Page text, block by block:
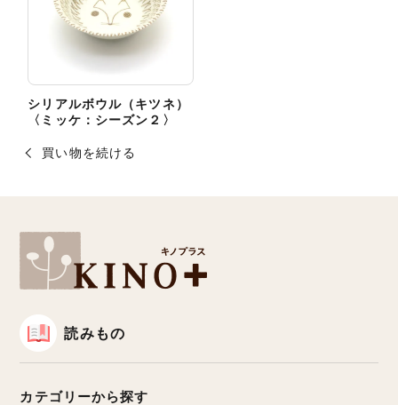
シリアルボウル（キツネ）
〈ミッケ：シーズン２〉
買い物を続ける
読みもの
カテゴリーから探す